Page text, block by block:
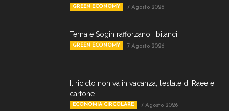
GREEN ECONOMY 7 Agosto 2026
Terna e Sogin rafforzano i bilanci
GREEN ECONOMY 7 Agosto 2026
Il riciclo non va in vacanza, l’estate di Raee e
cartone
ECONOMIA CIRCOLARE 7 Agosto 2026